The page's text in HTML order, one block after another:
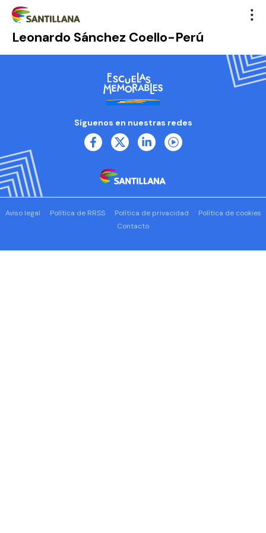
Leonardo Sánchez Coello-Perú
Síguenos en nuestras redes
Aviso legal Política de RRSS Política de privacidad
Política de cookies
Contacto